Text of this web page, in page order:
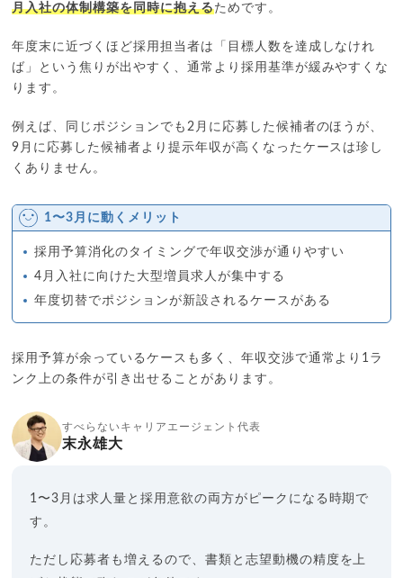
月入社の体制構築を同時に抱えるためです。
年度末に近づくほど採用担当者は「目標人数を達成しなけれ
ば」という焦りが出やすく、通常より採用基準が緩みやすくな
ります。
例えば、同じポジションでも2月に応募した候補者のほうが、
9月に応募した候補者より提示年収が高くなったケースは珍し
くありません。
1〜3月に動くメリット
採用予算消化のタイミングで年収交渉が通りやすい
4月入社に向けた大型増員求人が集中する
年度切替でポジションが新設されるケースがある
採用予算が余っているケースも多く、年収交渉で通常より1ラ
ンク上の条件が引き出せることがあります。
すべらないキャリアエージェント代表
末永雄大
1〜3月は求人量と採用意欲の両方がピークになる時期で
す。
ただし応募者も増えるので、書類と志望動機の精度を上